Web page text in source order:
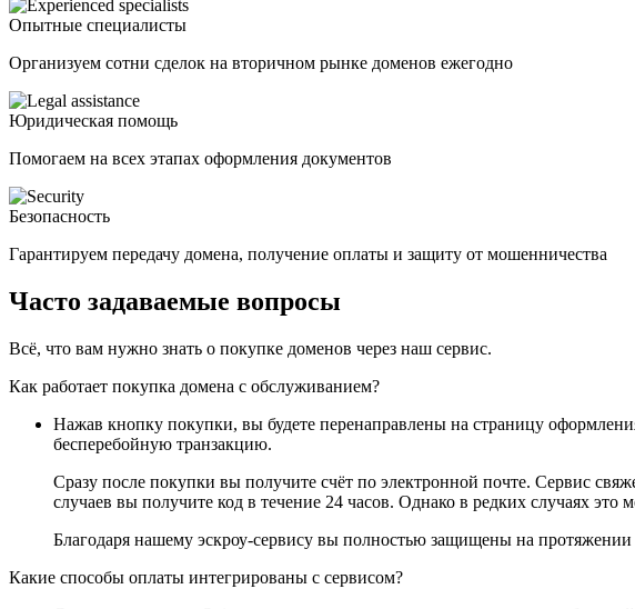
Опытные специалисты
Организуем сотни сделок на вторичном рынке доменов ежегодно
Юридическая помощь
Помогаем на всех этапах оформления документов
Безопасность
Гарантируем передачу домена, получение оплаты и защиту от мошенничества
Часто задаваемые вопросы
Всё, что вам нужно знать о покупке доменов через наш сервис.
Как работает покупка домена с обслуживанием?
Нажав кнопку покупки, вы будете перенаправлены на страницу
бесперебойную транзакцию.
Сразу после покупки вы получите счёт по электронной почте. Сервис
случаев вы получите код в течение 24 часов. Однако в редких случаях
Благодаря нашему эскроу-сервису вы полностью защищены на протяжении
Какие способы оплаты интегрированы с сервисом?